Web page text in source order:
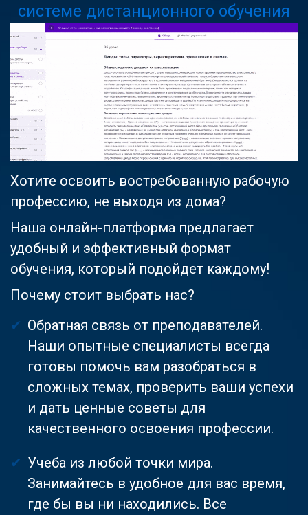
системе дистанционного обучения
Хотите освоить востребованную рабочую
профессию, не выходя из дома?
Наша онлайн-платформа предлагает
удобный и эффективный формат
обучения, который подойдет каждому!
Почему стоит выбрать нас?
Обратная связь от преподавателей.
Наши опытные специалисты всегда
готовы помочь вам разобраться в
сложных темах, проверить ваши успехи
и дать ценные советы для
качественного освоения профессии.
Учеба из любой точки мира.
Занимайтесь в удобное для вас время,
где бы вы ни находились. Все